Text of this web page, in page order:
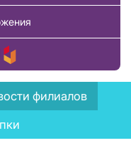
филиалов